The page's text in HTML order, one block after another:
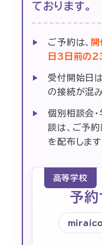
ております。
ご予約は、
日3日前の
受付開始日
の接続が混
個別相談会
談は、ご予
を配布します
高等学校
予約
mirai